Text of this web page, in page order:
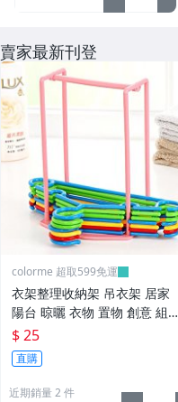
賣家最新刊登
colorme 超取599免運
衣架整理收納架 吊衣架 居家
陽台 晾曬 衣物 置物 創意 組裝
手提 移動【L111】Color_me
$ 25
直購
近期銷量 2 件